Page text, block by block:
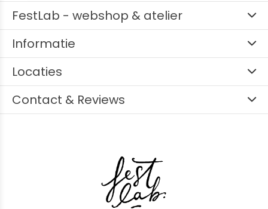
FestLab - webshop & atelier
Informatie
Locaties
Contact & Reviews